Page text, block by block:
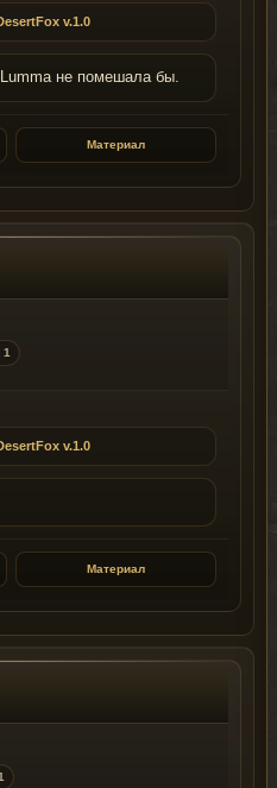
v.1.0
не помешала бы.
Материал
v.1.0
Материал